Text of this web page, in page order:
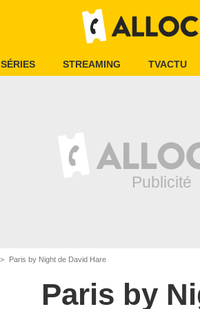
SÉRIES STREAMING TVACTU
Paris by Night de David Hare
Paris by